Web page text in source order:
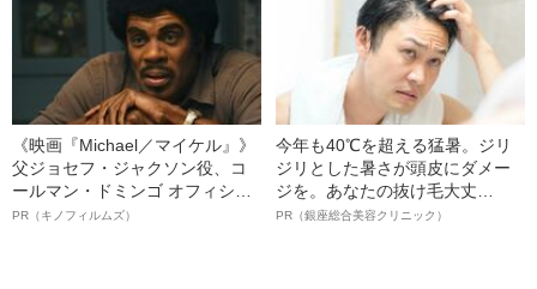
《映画『Michael／マイケル』》
父ジョセフ・ジャクソン役、コ
ールマン・ドミンゴ オフィシャ
ルインタビュー“観客を魅了した
PR（キノフィルムズ）
今年も40℃を超える猛暑。ジリ
ジリとした暑さが頭皮にダメー
ジを。あなたの抜け毛大丈
夫！？
PR（銀座総合美容クリニック）